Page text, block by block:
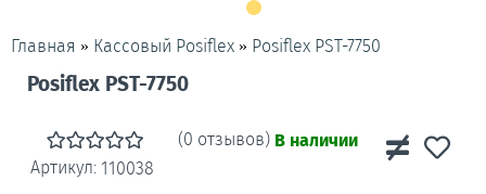
Главная » Кассовый Posiflex » Posiflex PST-7750
Posiflex PST-7750
(0 отзывов) В наличии
Артикул: 110038